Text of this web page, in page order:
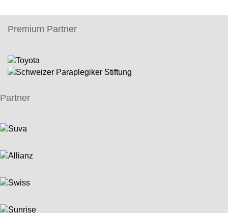
Premium Partner
Partner